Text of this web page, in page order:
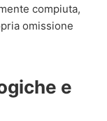
compiuta,
omissione
e